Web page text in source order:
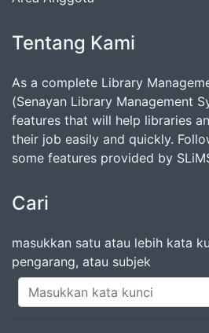
Tentang Kami
As a complete Library
(Senayan Library Management
features that will help libraries
their job easily and quickly.
some features provided by
Cari
masukkan satu atau lebih kata
pengarang, atau subjek